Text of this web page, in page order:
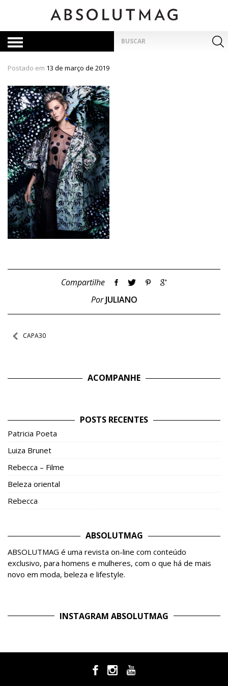
por:
Postado em 13 de março de 2019
Compartilhe
PorJULIANO
Navegação
CAPA30
ACOMPANHE
POSTS RECENTES
Patricia Poeta
Luiza Brunet
Rebecca – Filme
Beleza oriental
Rebecca
ABSOLUTMAG
ABSOLUTMAG é uma revista on-line com conteúdo
exclusivo, para homens e mulheres, com o que há de mais
novo em moda, beleza e lifestyle.
INSTAGRAM ABSOLUTMAG